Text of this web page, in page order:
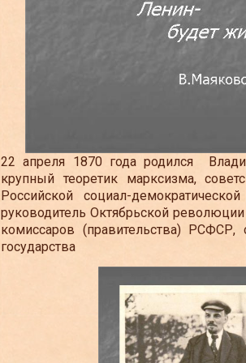
22 апреля 1870 года родился
крупный теоретик марксизма,
Российской социал-
руководитель Октябрьской
комиссаров (правительства) РСФСР,
государства